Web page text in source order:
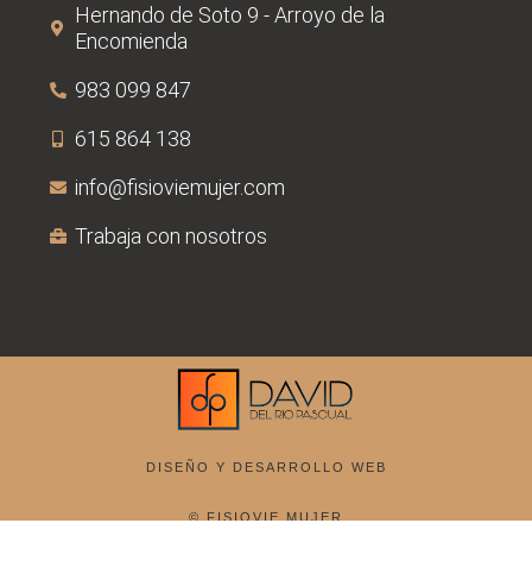
Hernando de Soto 9 - Arroyo de la
Encomienda
983 099 847
615 864 138
info@fisioviemujer.com
Trabaja con nosotros
© FISIOVIE MUJER
DISEÑO Y DESARROLLO WEB